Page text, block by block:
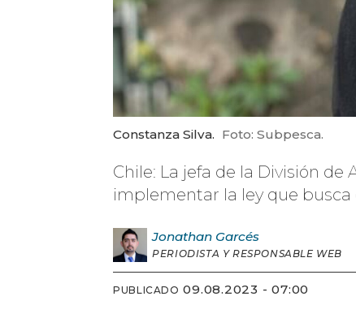
Constanza Silva. Foto: Subpesca.
Chile: La jefa de la División
implementar la ley que
Jonathan Garcés
PERIODISTA Y RESPONSABLE WEB
PUBLICADO 09.08.2023 - 07:00